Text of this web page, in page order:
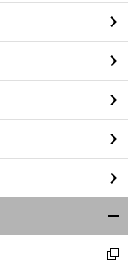
角
、
。
隅
々
」
る
閉
新